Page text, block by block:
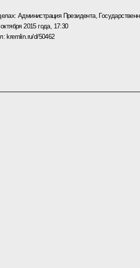
Администрация Президента,
2015 года, 17:30
kremlin.ru/d/50462